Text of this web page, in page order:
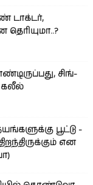
டாக்டர்,
சிங்­
பூட்டு -
என